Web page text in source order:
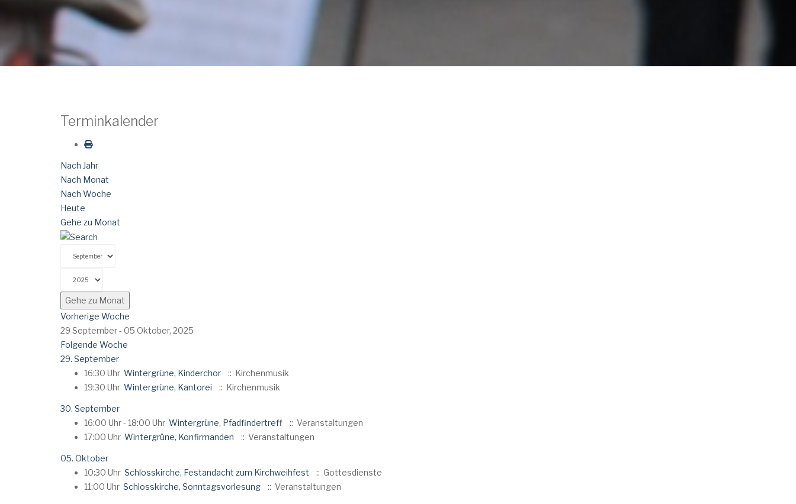
Terminkalender
Nach Jahr
Nach Monat
Nach Woche
Heute
Gehe zu Monat
Gehe zu Monat
Vorherige Woche
29 September - 05 Oktober, 2025
Folgende Woche
29. September
16:30 Uhr Wintergrüne, Kinderchor
:: Kirchenmusik
19:30 Uhr Wintergrüne, Kantorei :: Kirchenmusik
30. September
16:00 Uhr - 18:00 Uhr Wintergrüne, Pfadfindertreff
:: Veranstaltungen
17:00 Uhr Wintergrüne, Konfirmanden :: Veranstaltungen
05. Oktober
10:30 Uhr Schlosskirche, Festandacht zum Kirchweihfest
:: Gottesdienste
11:00 Uhr Schlosskirche, Sonntagsvorlesung :: Veranstaltungen